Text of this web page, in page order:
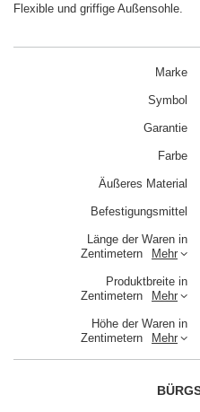
Flexible und griffige Außensohle.
Marke
Symbol
Garantie
Farbe
Äußeres Material
Befestigungsmittel
Länge der Waren in
Zentimetern
Mehr
Produktbreite in
Zentimetern
Mehr
Höhe der Waren in
Zentimetern
Mehr